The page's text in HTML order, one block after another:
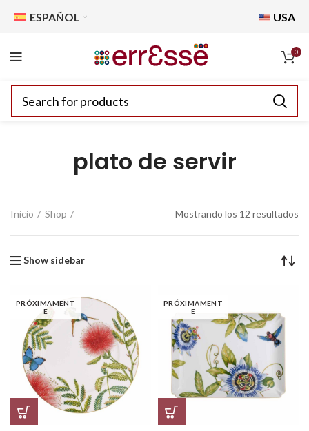
ESPAÑOL USA
0
plato de servir
Inicio Shop Mostrando los 12 resultados
Show sidebar
PRÓXIMAMENT
E
PRÓXIMAMENT
E